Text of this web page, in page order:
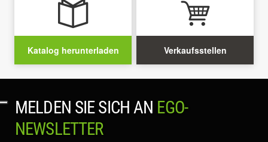
Katalog herunterladen Verkaufsstellen
MELDEN SIE SICH AN EGO-
NEWSLETTER